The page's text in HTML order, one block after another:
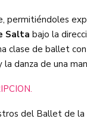
permitiéndoles
Salta bajo la
clase de ballet
danza de una
del Ballet de